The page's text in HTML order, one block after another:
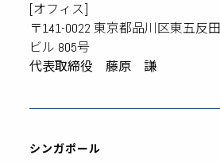
[オフィス]
〒141-0022 東京都品川区東五反田
ビル 805号
代表取締役 藤原 謙
シンガポール